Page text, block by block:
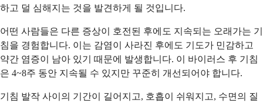
하고 덜 심해지는 것을 발견하게 될 것입니다.
어떤 사람들은 다른 증상이 호전된 후에도 지속되는 오래가는 기
침을 경험합니다. 이는 감염이 사라진 후에도 기도가 민감하고
약간 염증이 남아 있기 때문에 발생합니다. 이 바이러스 후 기침
은 4~8주 동안 지속될 수 있지만 꾸준히 개선되어야 합니다.
기침 발작 사이의 기간이 길어지고, 호흡이 쉬워지고, 수면의 질